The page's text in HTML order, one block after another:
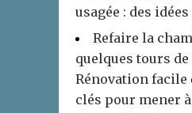
usagée : des
Refaire la
quelques tours de
Rénovation facile
clés pour mener